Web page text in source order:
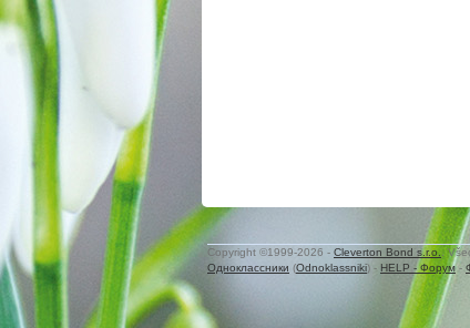
Copyright ©1999-2026 - Cleverton Bond s.r.o.
.
Одноклассники (Odnoklassniki) - HELP - Форум -